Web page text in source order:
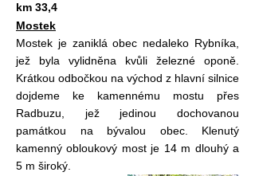
km 33,4
Mostek
Mostek je zaniklá obec nedaleko Rybníka,
jež byla vylidněna kvůli železné oponě.
Krátkou odbočkou na východ z hlavní silnice
dojdeme ke kamennému mostu přes
Radbuzu, jež jedinou dochovanou
památkou na bývalou obec. Klenutý
kamenný obloukový most je 14 m dlouhý a
5 m široký.